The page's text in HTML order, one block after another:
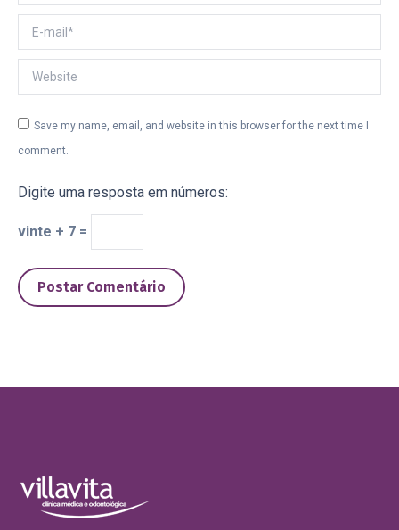
E-mail *
Website
Save my name, email, and website in this browser for the next time I
comment.
Digite uma resposta em números:
vinte + 7 =
Postar Comentário